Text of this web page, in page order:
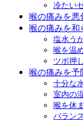
冷たい
喉の痛みを悪
喉の痛みを和
塩水う
喉を温
ツボ押し
喉の痛みを予
十分な
室内の
喉を休
バラン